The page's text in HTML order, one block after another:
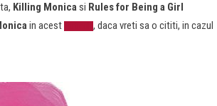
Killing Monicasi Rules for Being a Girl
in acest
, daca vreti sa o cititi, in cazul